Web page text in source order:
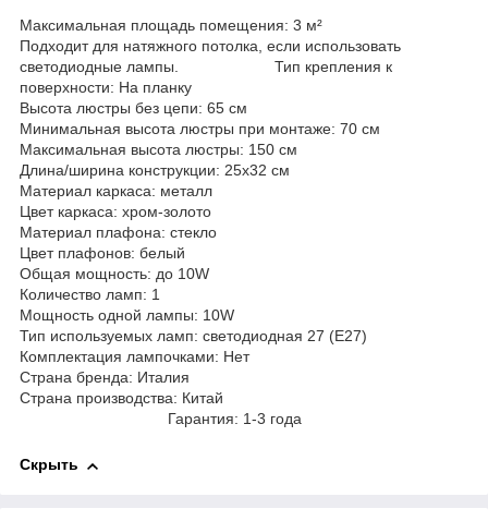
Максимальная площадь помещения: 3 м²
Подходит для натяжного потолка, если использовать
светодиодные лампы. Тип крепления к
поверхности: На планку
Высота люстры без цепи: 65 см
Минимальная высота люстры при монтаже: 70 см
Максимальная высота люстры: 150 см
Длина/ширина конструкции: 25х32 см
Материал каркаса: металл
Цвет каркаса: хром-золото
Материал плафона: стекло
Цвет плафонов: белый
Общая мощность: до 10W
Количество ламп: 1
Мощность одной лампы: 10W
Тип используемых ламп: светодиодная 27 (E27)
Комплектация лампочками: Нет
Страна бренда: Италия
Страна производства: Китай
Гарантия: 1-3 года
Скрыть